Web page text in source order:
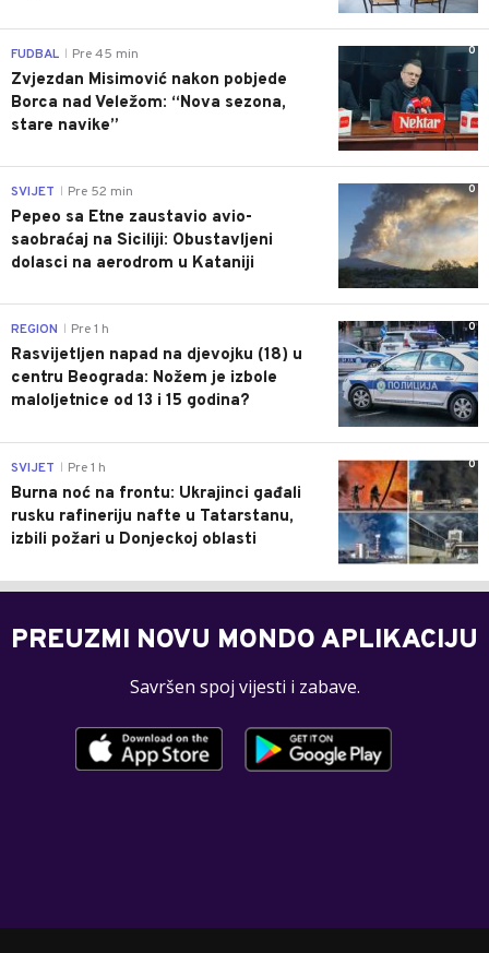
0
FUDBAL Pre 45 min
Zvjezdan Misimović nakon pobjede
Borca nad Veležom: “Nova sezona,
stare navike”
0
SVIJET Pre 52 min
Pepeo sa Etne zaustavio avio-
saobraćaj na Siciliji: Obustavljeni
dolasci na aerodrom u Kataniji
0
REGION Pre 1 h
Rasvijetljen napad na djevojku (18) u
centru Beograda: Nožem je izbole
maloljetnice od 13 i 15 godina?
0
SVIJET Pre 1 h
Burna noć na frontu: Ukrajinci gađali
rusku rafineriju nafte u Tatarstanu,
izbili požari u Donjeckoj oblasti
PREUZMI NOVU MONDO APLIKACIJU
Savršen spoj vijesti i zabave.